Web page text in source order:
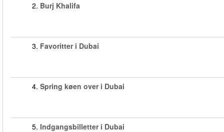
2. Burj Khalifa
3. Favoritter i Dubai
4. Spring køen over i Dubai
5. Indgangsbilletter i Dubai